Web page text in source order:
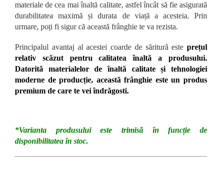
materiale de cea mai înaltă calitate, astfel încât să fie asigurată
durabilitatea maximă și durata de viață a acesteia. Prin
urmare, poți fi sigur că această frânghie te va rezista.
Principalul avantaj al acestei coarde de săritură este prețul
relativ scăzut pentru calitatea înaltă a produsului.
Datorită materialelor de înaltă calitate și tehnologiei
moderne de producție, această frânghie este un produs
premium de care te vei îndrăgosti.
*Varianta produsului este trimisă în funcție de
disponibilitatea în stoc.